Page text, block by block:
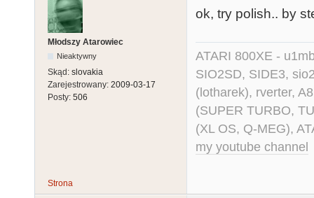
Młodszy Atarowiec
Nieaktywny
Skąd: slovakia
Zarejestrowany: 2009-03-17
Posty: 506
ok, try polish.. by
ATARI 800XE -
SIO2SD, SIDE3,
(lotharek), rverter,
(SUPER TURBO,
(XL OS, Q-MEG),
my youtube channel
Strona